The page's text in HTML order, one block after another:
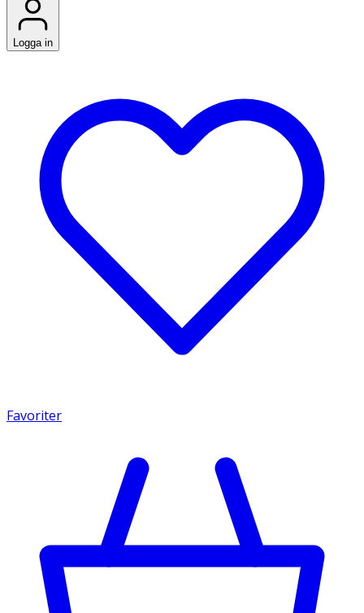
Logga in
Favoriter